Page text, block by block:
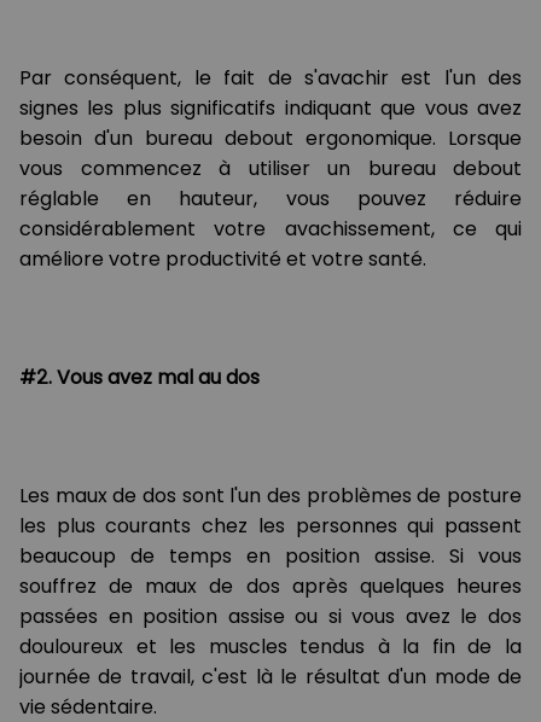
Par conséquent, le fait de s'avachir est l'un des
signes les plus significatifs indiquant que vous avez
besoin d'un bureau debout ergonomique. Lorsque
vous commencez à utiliser un bureau debout
réglable en hauteur, vous pouvez réduire
considérablement votre avachissement, ce qui
améliore votre productivité et votre santé.
#2. Vous avez mal au dos
Les maux de dos sont l'un des problèmes de posture
les plus courants chez les personnes qui passent
beaucoup de temps en position assise. Si vous
souffrez de maux de dos après quelques heures
passées en position assise ou si vous avez le dos
douloureux et les muscles tendus à la fin de la
journée de travail, c'est là le résultat d'un mode de
vie sédentaire.